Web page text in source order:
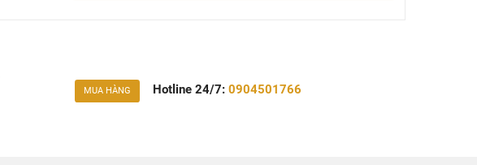
MUA HÀNG Hotline 24/7:0904501766